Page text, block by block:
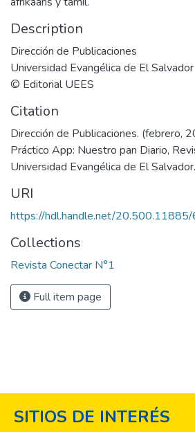
Description
Dirección de Publicaciones
Universidad Evangélica de El Salvador
© Editorial UEES
Citation
Dirección de Publicaciones. (febrero,
Práctico App: Nuestro pan Diario,
Universidad Evangélica de El
URI
https://hdl.handle.net/
Collections
Revista Conectar N°1
Full item page
SITIOS DE INTERÉS